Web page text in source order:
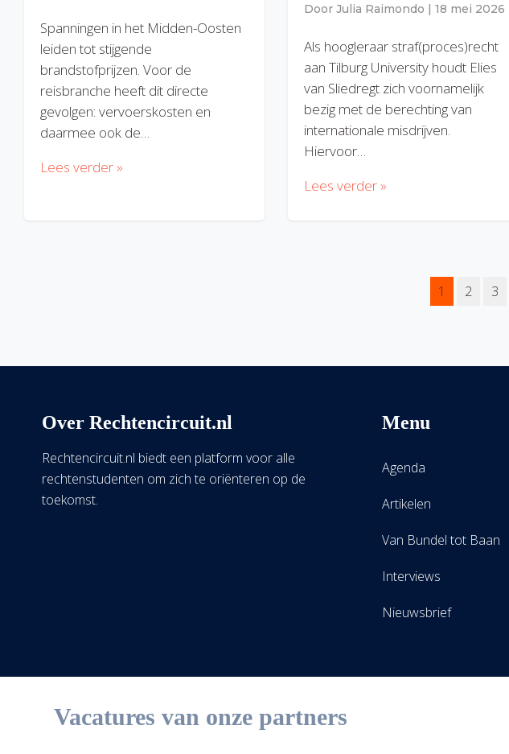
Spanningen in het Midden-Oosten
leiden tot stijgende
brandstofprijzen. Voor de
reisbranche heeft dit directe
gevolgen: vervoerskosten en
daarmee ook de…
Lees verder »
Door Julia Raimondo | 18 mei 2026
Als hoogleraar straf(proces)recht
aan Tilburg University houdt Elies
van Sliedregt zich voornamelijk
bezig met de berechting van
internationale misdrijven.
Hiervoor…
Lees verder »
1 2 3
Over Rechtencircuit.nl
Rechtencircuit.nl biedt een platform voor alle
rechtenstudenten om zich te oriënteren op de
toekomst.
Menu
Agenda
Artikelen
Van Bundel tot Baan
Interviews
Nieuwsbrief
Vacatures van onze partners